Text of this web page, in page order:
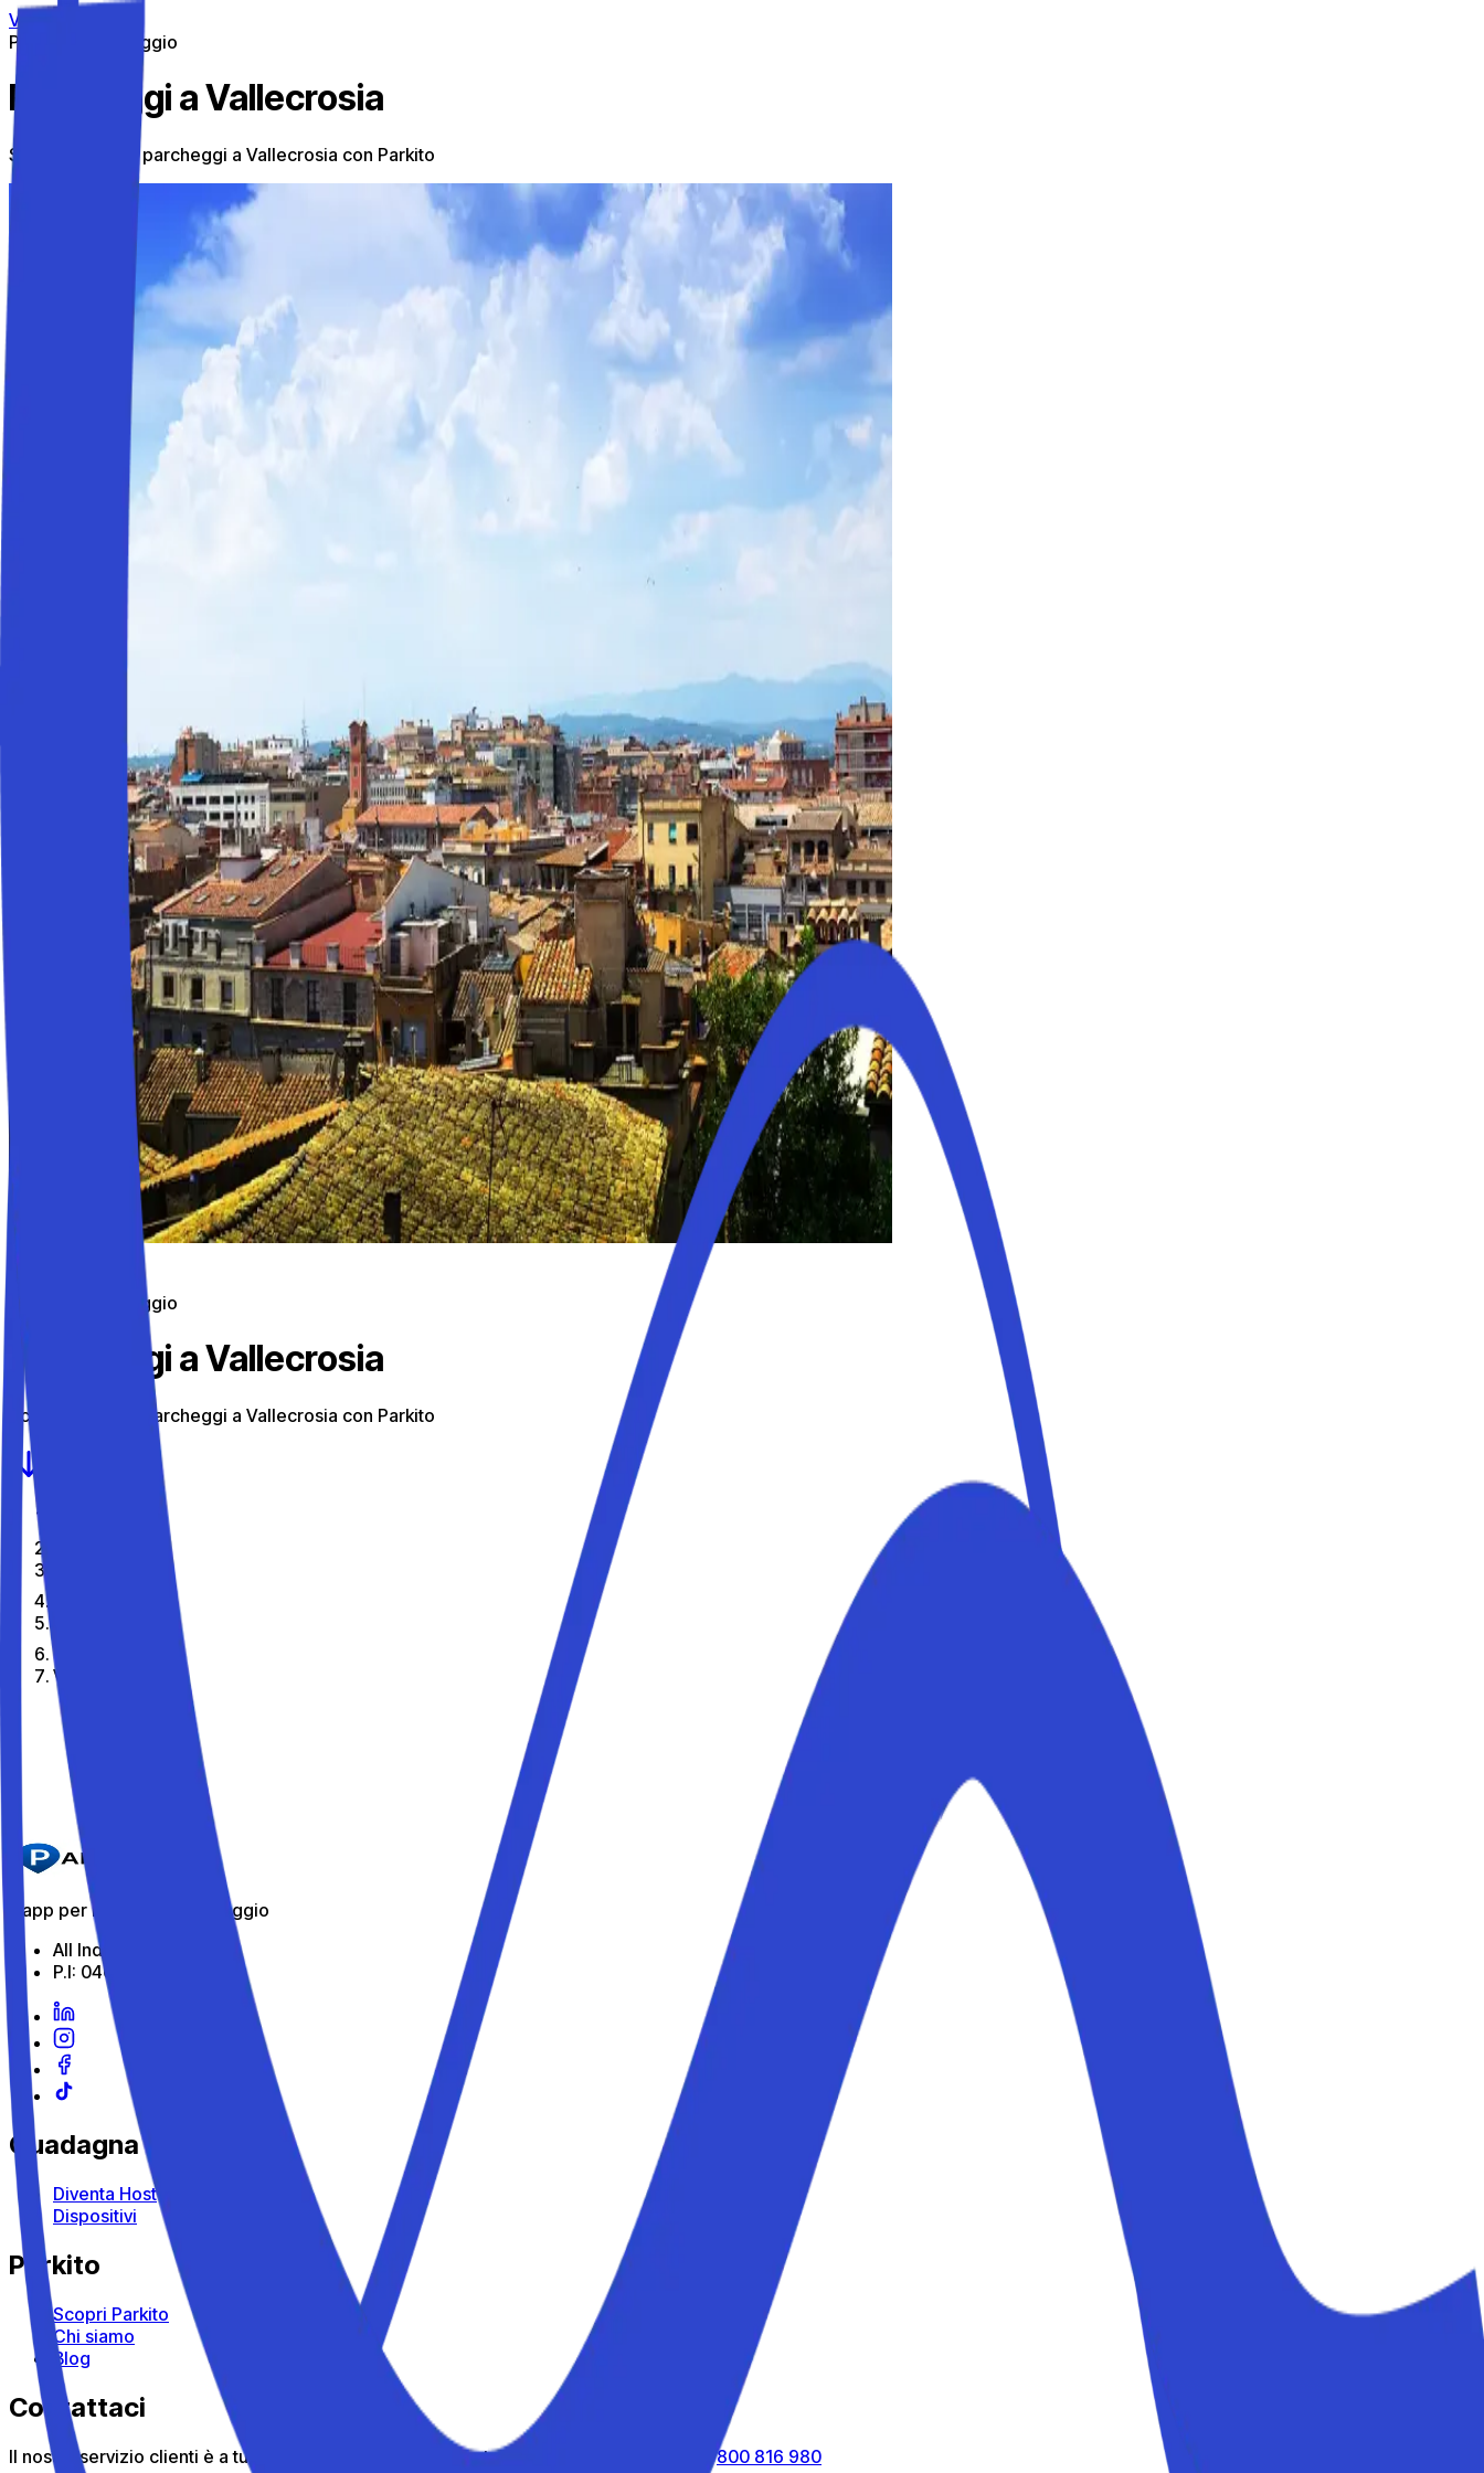
Vai al contenuto
Parcheggi in viaggio
Parcheggi a Vallecrosia
Scopri i migliori parcheggi a Vallecrosia con Parkito
Parcheggi in viaggio
Parcheggi a Vallecrosia
Scopri i migliori parcheggi a Vallecrosia con Parkito
Vallecrosia
I migliori parcheggi di Vallecrosia
Parkito in Via Marconi 51
Dettagli
L'app per i parcheggi in viaggio
All Indabox Srl
P.I: 04099131205
Guadagna con Parkito
Diventa Host
Dispositivi
Parkito
Scopri Parkito
Chi siamo
Blog
Contattaci
Il nostro servizio clienti è a tua disposizione: chiamaci gratuitamente al numero verde 800 816 980